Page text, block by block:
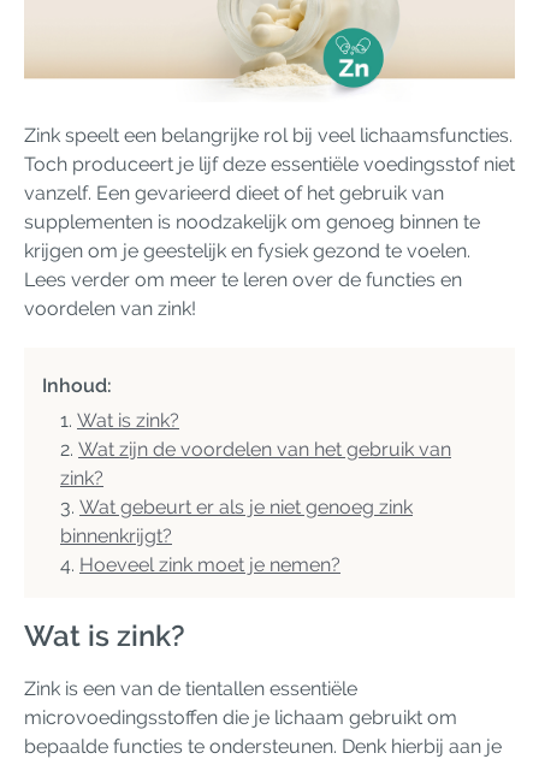
Zink speelt een belangrijke rol bij veel lichaamsfuncties.
Toch produceert je lijf deze essentiële voedingsstof niet
vanzelf. Een gevarieerd dieet of het gebruik van
supplementen is noodzakelijk om genoeg binnen te
krijgen om je geestelijk en fysiek gezond te voelen.
Lees verder om meer te leren over de functies en
voordelen van zink!
Inhoud:
Wat is zink?
Wat zijn de voordelen van het gebruik van
zink?
Wat gebeurt er als je niet genoeg zink
binnenkrijgt?
Hoeveel zink moet je nemen?
Wat is zink?
Zink is een van de tientallen essentiële
microvoedingsstoffen die je lichaam gebruikt om
bepaalde functies te ondersteunen. Denk hierbij aan je